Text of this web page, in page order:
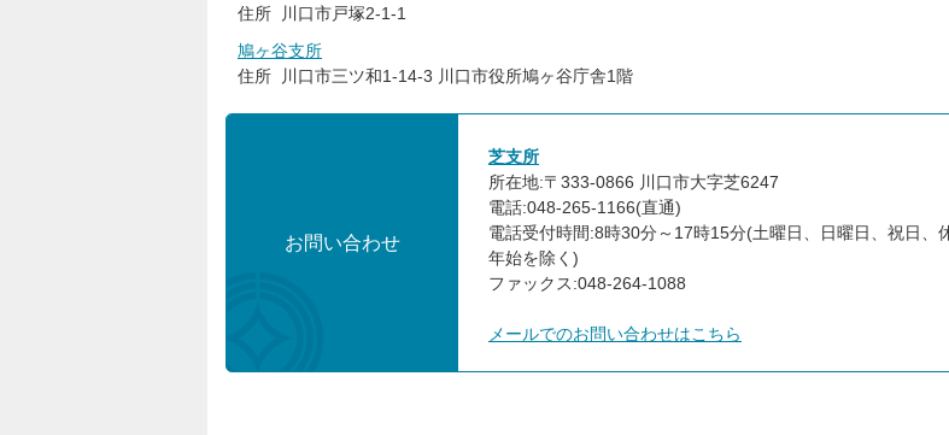
住所 川口市戸塚2-1-1
鳩ヶ谷支所
住所 川口市三ツ和1-14-3 川口市役所鳩ヶ谷庁舎1階
お問い合わせ
芝支所
所在地:〒333-0866 川口市大字芝6247
電話:048-265-1166(直通)
電話受付時間:8時30分～17時15分(土曜日、日曜日、祝日、
年始を除く)
ファックス:048-264-1088
メールでのお問い合わせはこちら